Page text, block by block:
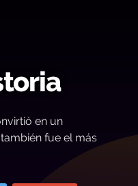
en un
fue el más